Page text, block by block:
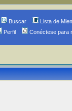
Buscar Lista de
Perfil
Conéctese para